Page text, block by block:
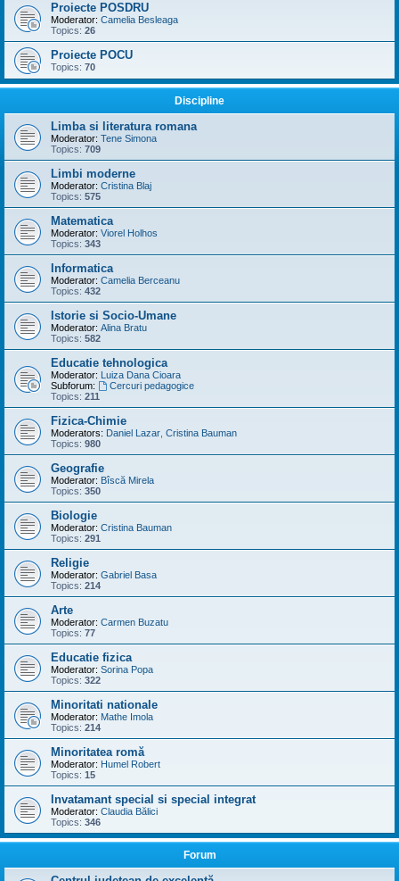
Proiecte POSDRU
Moderator: Camelia Besleaga
Topics: 26
Proiecte POCU
Topics: 70
Discipline
Limba si literatura romana
Moderator: Tene Simona
Topics: 709
Limbi moderne
Moderator: Cristina Blaj
Topics: 575
Matematica
Moderator: Viorel Holhos
Topics: 343
Informatica
Moderator: Camelia Berceanu
Topics: 432
Istorie si Socio-Umane
Moderator: Alina Bratu
Topics: 582
Educatie tehnologica
Moderator: Luiza Dana Cioara
Subforum:
Cercuri pedagogice
Topics: 211
Fizica-Chimie
Moderators: Daniel Lazar Cristina Bauman
Topics: 980
Geografie
Moderator: Bîscă Mirela
Topics: 350
Biologie
Moderator: Cristina Bauman
Topics: 291
Religie
Moderator: Gabriel Basa
Topics: 214
Arte
Moderator: Carmen Buzatu
Topics: 77
Educatie fizica
Moderator: Sorina Popa
Topics: 322
Minoritati nationale
Moderator: Mathe Imola
Topics: 214
Minoritatea romă
Moderator: Humel Robert
Topics: 15
Invatamant special si special integrat
Moderator: Claudia Bălici
Topics: 346
Forum